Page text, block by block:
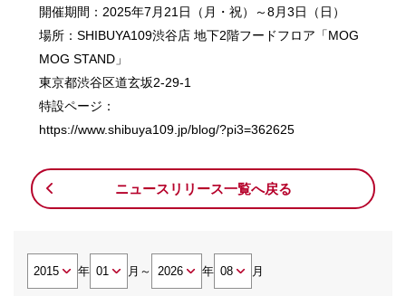
開催期間：2025年7月21日（月・祝）～8月3日（日）
場所：SHIBUYA109渋谷店 地下2階フードフロア「MOG
MOG STAND」
東京都渋谷区道玄坂2-29-1
特設ページ：
https://www.shibuya109.jp/blog/?pi3=362625
ニュースリリース一覧へ戻る
年 月 ～ 年 月